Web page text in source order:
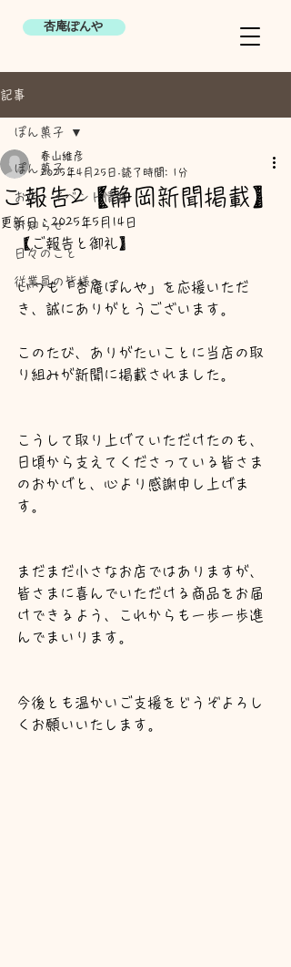
杏庵ぽんや
記事
ぽん菓子
お店・イベント情報
お知らせ
日々のこと
従業員の皆様へ
ぽん菓子
こ報告2【静岡新聞掲載】
春山維彦
2025年4月25日 読了時間: 1分
更新日： 2025年5月14日
【ご報告と御礼】
いつも「杏庵ぽんや」を応援いただ
き、誠にありがとうございます。
このたび、ありがたいことに当店の取
り組みが新聞に掲載されました。
こうして取り上げていただけたのも、
日頃から支えてくださっている皆さま
のおかげと、心より感謝申し上げま
す。
まだまだ小さなお店ではありますが、
皆さまに喜んでいただける商品をお届
けできるよう、これからも一歩一歩進
んでまいります。
今後とも温かいご支援をどうぞよろし
くお願いいたします。